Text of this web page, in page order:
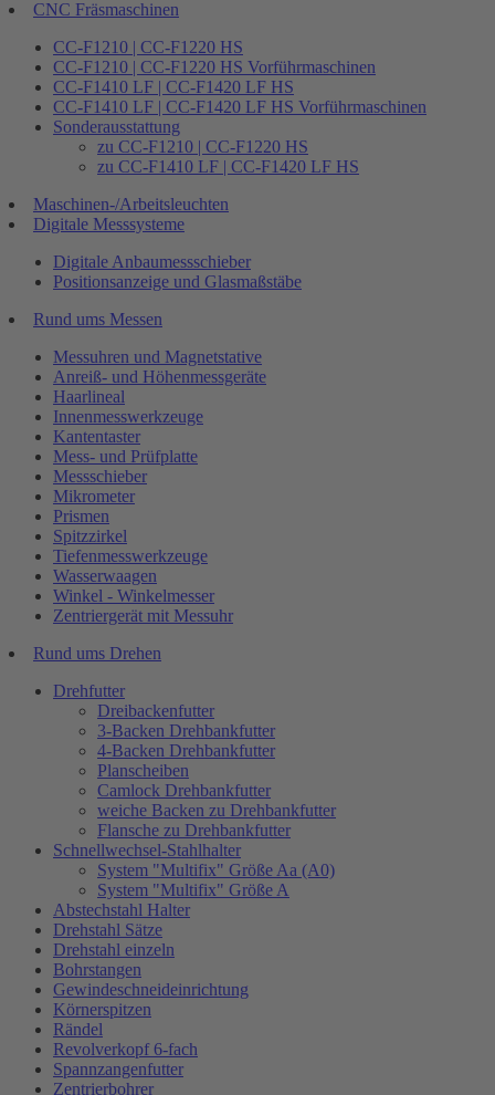
CNC Fräsmaschinen
CC-F1210 | CC-F1220 HS
CC-F1210 | CC-F1220 HS Vorführmaschinen
CC-F1410 LF | CC-F1420 LF HS
CC-F1410 LF | CC-F1420 LF HS Vorführmaschinen
Sonderausstattung
zu CC-F1210 | CC-F1220 HS
zu CC-F1410 LF | CC-F1420 LF HS
Maschinen-/Arbeitsleuchten
Digitale Messsysteme
Digitale Anbaumessschieber
Positionsanzeige und Glasmaßstäbe
Rund ums Messen
Messuhren und Magnetstative
Anreiß- und Höhenmessgeräte
Haarlineal
Innenmesswerkzeuge
Kantentaster
Mess- und Prüfplatte
Messschieber
Mikrometer
Prismen
Spitzzirkel
Tiefenmesswerkzeuge
Wasserwaagen
Winkel - Winkelmesser
Zentriergerät mit Messuhr
Rund ums Drehen
Drehfutter
Dreibackenfutter
3-Backen Drehbankfutter
4-Backen Drehbankfutter
Planscheiben
Camlock Drehbankfutter
weiche Backen zu Drehbankfutter
Flansche zu Drehbankfutter
Schnellwechsel-Stahlhalter
System "Multifix" Größe Aa (A0)
System "Multifix" Größe A
Abstechstahl Halter
Drehstahl Sätze
Drehstahl einzeln
Bohrstangen
Gewindeschneideinrichtung
Körnerspitzen
Rändel
Revolverkopf 6-fach
Spannzangenfutter
Zentrierbohrer